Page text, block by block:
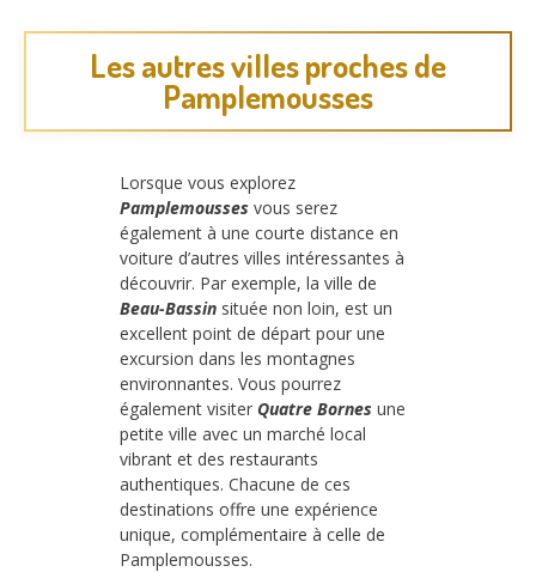
Les autres villes proches de
Pamplemousses
Lorsque vous explorez
Pamplemousses vous serez
également à une courte distance en
voiture d’autres villes intéressantes à
découvrir. Par exemple, la ville de
Beau-Bassin située non loin, est un
excellent point de départ pour une
excursion dans les montagnes
environnantes. Vous pourrez
également visiter Quatre Bornes une
petite ville avec un marché local
vibrant et des restaurants
authentiques. Chacune de ces
destinations offre une expérience
unique, complémentaire à celle de
Pamplemousses.